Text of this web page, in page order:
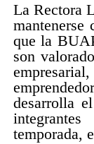
La Rectora
mantenerse
que la
son
desarrolla
temporada,